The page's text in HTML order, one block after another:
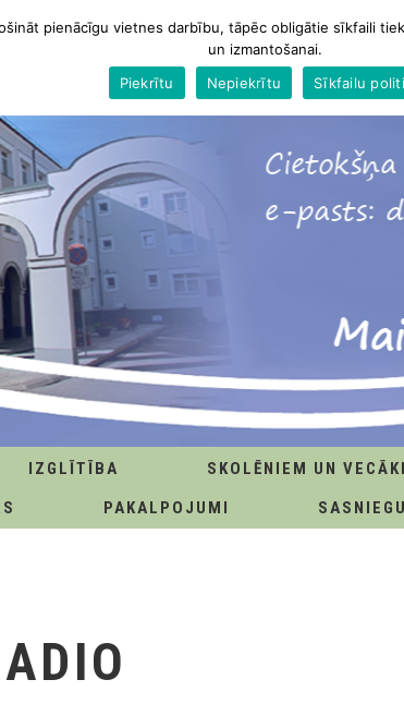
IZGLĪTĪBA SKOLĒNIEM UN
PAKALPOJUMI
pienācīgu vietnes darbību, tāpēc obligātie sīkfaili
un izmantošanai.
Piekrītu
Nepiekrītu Sīkfailu